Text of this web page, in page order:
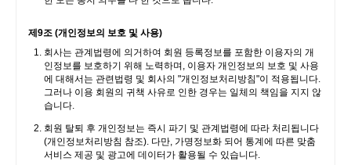
제9조 (개인정보의 보호 및 사용)
회사는 관계법령에 의거하여 회원 등록정보를 포함한 이용자의 개
인정보를 보호하기 위해 노력하며, 이용자 개인정보의 보호 및 사용
에 대해서는 관련법령 및 회사의 "개인정보처리방침"이 적용됩니다.
그러나 이용 회원의 귀책 사유로 인한 경우는 일체의 책임을 지지 않
습니다.
회원 탈퇴 후 개인정보는 즉시 파기 및 관계법령에 따라 처리됩니다
(개인정보처리방침 참조). 다만, 가명정보화 되어 통계에 따른 맞춤
서비스 제공 및 광고에 데이터가 활용될 수 있습니다.